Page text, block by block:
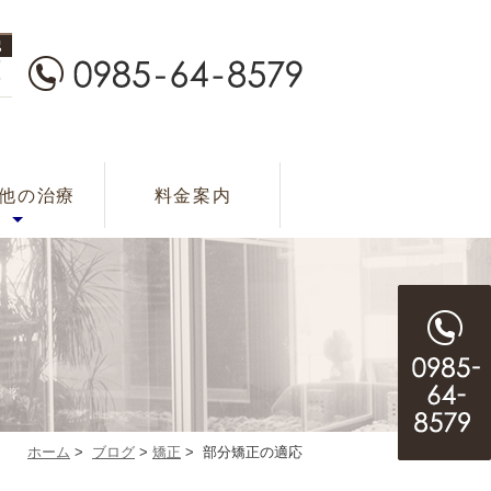
の治療
症候群
ツ歯科
用マウスガー
ド
料金案内
ホーム > ブログ > 矯正 > 部分矯正の適応